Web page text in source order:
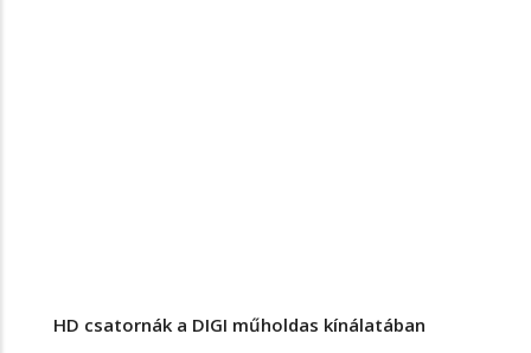
HD csatornák a DIGI műholdas kínálatában